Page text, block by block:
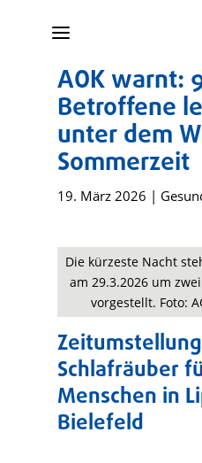
a
AOK warnt:
Betroffene
unter dem
Sommerzeit
19. März 2026 |
Die kürzeste Nacht
am 29.3.2026 um
vorgestellt. Foto:
Schlafräuber
Menschen in
Bielefeld